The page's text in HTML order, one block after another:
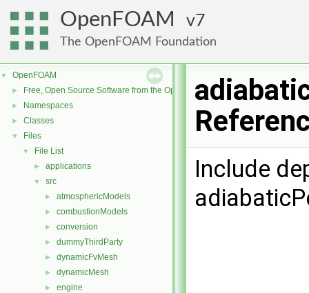
OpenFOAM 7
The OpenFOAM Foundation
▼ OpenFOAM
► Free, Open Source Software from the OpenFOAM Foundation
► Namespaces
► Classes
▼ Files
▼ File List
► applications
▼ src
► atmosphericModels
► combustionModels
► conversion
► dummyThirdParty
► dynamicFvMesh
► dynamicMesh
► engine
Include